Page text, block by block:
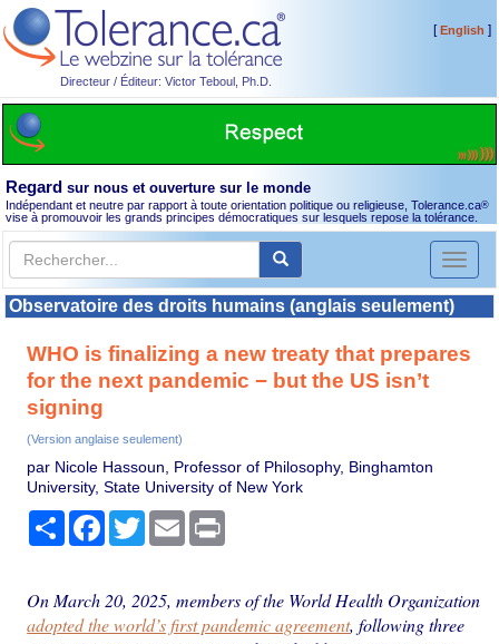
Directeur / Éditeur: Victor Teboul, Ph.D.
[English ]
Regard sur nous et ouverture sur le monde
Indépendant et neutre par rapport à toute orientation politique ou religieuse, Tolerance.ca®
vise à promouvoir les grands principes démocratiques sur lesquels repose la tolérance.
Toggle
Observatoire des droits humains (anglais seulement)
WHO is finalizing a new treaty that prepares
for the next pandemic − but the US isn’t
signing
(Version anglaise seulement)
par Nicole Hassoun, Professor of Philosophy, Binghamton
University, State University of New York
PartagerFacebook
TwitterEmail
On March 20, 2025, members of the World Health Organization
adopted the world’s first pandemic agreement, following three